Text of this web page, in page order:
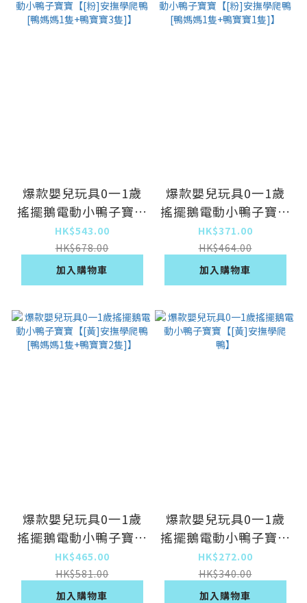
爆款嬰兒玩具0一1歲
搖擺鵝電動小鴨子寶寶
【[粉]安撫學爬鴨[鴨
媽媽1隻+鴨寶寶3
隻]】
HK$543.00
HK$678.00
加入購物車
爆款嬰兒玩具0一1歲
搖擺鵝電動小鴨子寶寶
【[粉]安撫學爬鴨[鴨
媽媽1隻+鴨寶寶1
隻]】
HK$371.00
HK$464.00
加入購物車
爆款嬰兒玩具0一1歲
搖擺鵝電動小鴨子寶寶
【[黃]安撫學爬鴨[鴨
媽媽1隻+鴨寶寶2
隻]】
HK$465.00
HK$581.00
加入購物車
爆款嬰兒玩具0一1歲
搖擺鵝電動小鴨子寶寶
【[黃]安撫學爬鴨】
HK$272.00
HK$340.00
加入購物車